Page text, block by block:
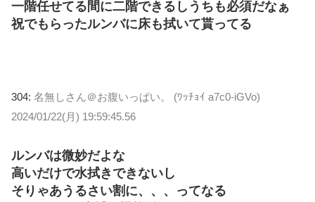
一階任せてる間に二階できるしうちも必須だなぁ
祝でもらったルンバに床も拭いて貰ってる
304: 名無しさん＠お腹いっぱい。 (ﾜｯﾁｮｲ a7c0-iGVo)
2024/01/22(月) 19:59:45.56
ルンバは微妙だよな
高いだけで水拭きできないし
そりゃあうるさい割に、、、ってなる